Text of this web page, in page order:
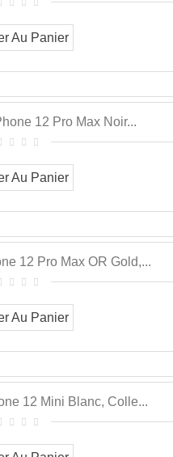
Au Panier
12 Pro Max Noir...
Au Panier
12 Pro Max OR Gold,...
Au Panier
12 Mini Blanc, Colle...